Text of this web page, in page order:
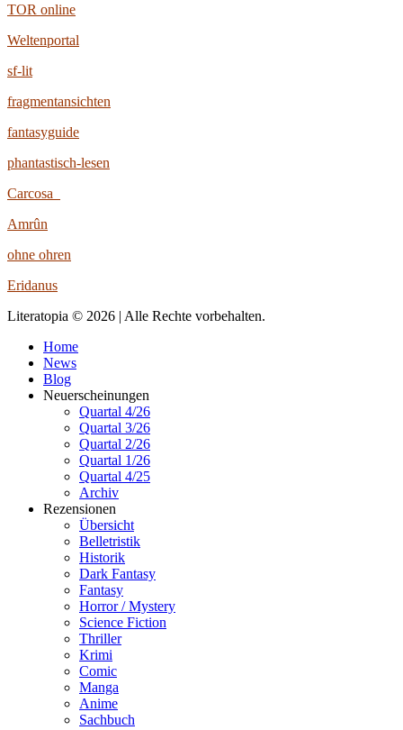
TOR online
Weltenportal
sf-lit
fragmentansichten
fantasyguide
phantastisch-lesen
Carcosa
Amrûn
ohne ohren
Eridanus
Literatopia © 2026 | Alle Rechte vorbehalten.
Home
News
Blog
Neuerscheinungen
Quartal 4/26
Quartal 3/26
Quartal 2/26
Quartal 1/26
Quartal 4/25
Archiv
Rezensionen
Übersicht
Belletristik
Historik
Dark Fantasy
Fantasy
Horror / Mystery
Science Fiction
Thriller
Krimi
Comic
Manga
Anime
Sachbuch